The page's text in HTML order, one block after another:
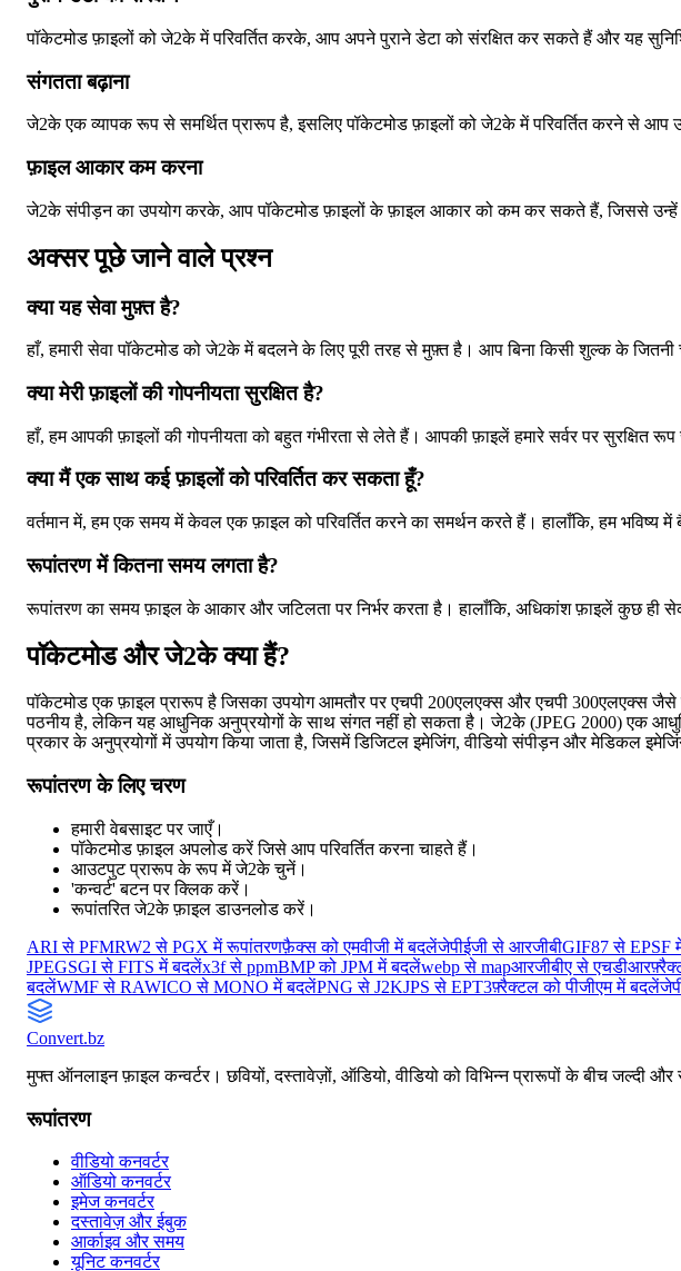
पॉकेटमोड फ़ाइलों को जे2के में परिवर्तित करके, आप अपने पुराने डेटा को संरक्षित कर सकते हैं और यह
संगतता बढ़ाना
जे2के एक व्यापक रूप से समर्थित प्रारूप है, इसलिए पॉकेटमोड फ़ाइलों को जे2के में परिवर्तित करने से आप
फ़ाइल आकार कम करना
जे2के संपीड़न का उपयोग करके, आप पॉकेटमोड फ़ाइलों के फ़ाइल आकार को कम कर सकते हैं, जिससे उन्हें
अक्सर पूछे जाने वाले प्रश्न
क्या यह सेवा मुफ़्त है?
हाँ, हमारी सेवा पॉकेटमोड को जे2के में बदलने के लिए पूरी तरह से मुफ़्त है। आप बिना किसी शुल्क के जितनी
क्या मेरी फ़ाइलों की गोपनीयता सुरक्षित है?
हाँ, हम आपकी फ़ाइलों की गोपनीयता को बहुत गंभीरता से लेते हैं। आपकी फ़ाइलें हमारे सर्वर पर सुरक्षित
क्या मैं एक साथ कई फ़ाइलों को परिवर्तित कर सकता हूँ?
वर्तमान में, हम एक समय में केवल एक फ़ाइल को परिवर्तित करने का समर्थन करते हैं। हालाँकि, हम भविष्य में
रूपांतरण में कितना समय लगता है?
रूपांतरण का समय फ़ाइल के आकार और जटिलता पर निर्भर करता है। हालाँकि, अधिकांश फ़ाइलें कुछ ही
पॉकेटमोड और जे2के क्या हैं?
पॉकेटमोड एक फ़ाइल प्रारूप है जिसका उपयोग आमतौर पर एचपी 200एलएक्स और एचपी 300एलएक्स जैसे
पठनीय है, लेकिन यह आधुनिक अनुप्रयोगों के साथ संगत नहीं हो सकता है। जे2के (JPEG 2000) एक
प्रकार के अनुप्रयोगों में उपयोग किया जाता है, जिसमें डिजिटल इमेजिंग, वीडियो संपीड़न और
रूपांतरण के लिए चरण
हमारी वेबसाइट पर जाएँ।
पॉकेटमोड फ़ाइल अपलोड करें जिसे आप परिवर्तित करना चाहते हैं।
आउटपुट प्रारूप के रूप में जे2के चुनें।
'कन्वर्ट' बटन पर क्लिक करें।
रूपांतरित जे2के फ़ाइल डाउनलोड करें।
ARI से PFMRW2 से PGX में रूपांतरणफ़ैक्स को एमवीजी में बदलेंजेपीईजी से आरजीबीGIF87 से EPSF
JPEGSGI से FITS में बदलेंx3f से ppmBMP को JPM में बदलेंwebp से mapआरजीबीए से एचडीआर
बदलेंWMF से RAWICO से MONO में बदलेंPNG से J2KJPS से EPT3फ़्रैक्टल को पीजीएम में बदलें
Convert.bz
मुफ्त ऑनलाइन फ़ाइल कन्वर्टर। छवियों, दस्तावेज़ों, ऑडियो, वीडियो को विभिन्न प्रारूपों के बीच जल्दी
रूपांतरण
वीडियो कनवर्टर
ऑडियो कनवर्टर
इमेज कनवर्टर
दस्तावेज़ और ईबुक
आर्काइव और समय
यूनिट कनवर्टर